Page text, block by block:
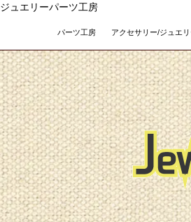
ジュエリーパーツ工房
パーツ工房 アクセサリー/ジュエリ